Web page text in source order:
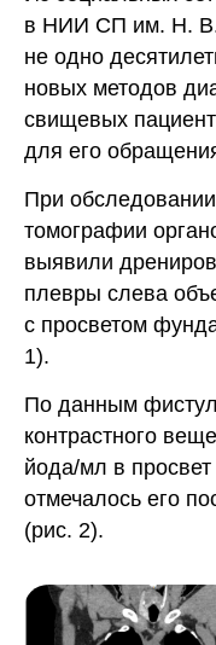
в НИИ СП им. Н. В.
не одно
новых методов
свищевых
для его
При
томографии
выявили
плевры слева
с просветом
1).
По данным
контрастного
йода/мл в
отмечалось его
(рис. 2).